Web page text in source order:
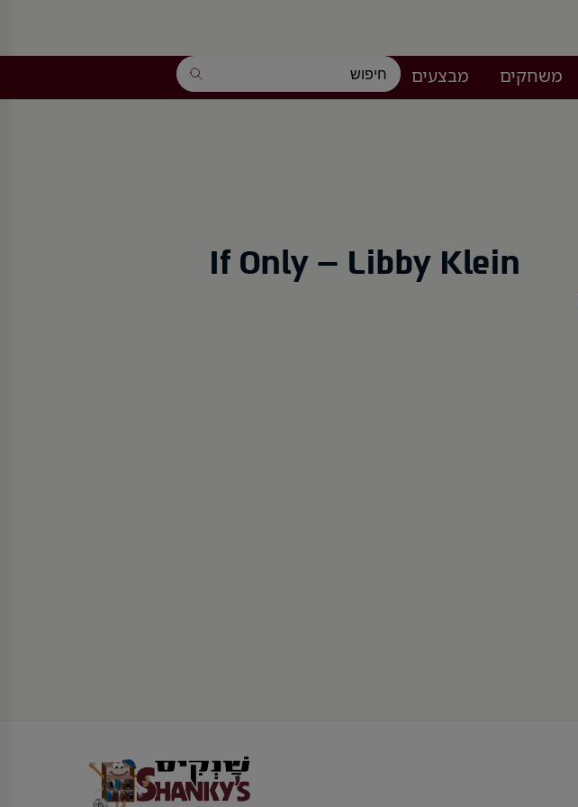
משחקים מבצעים
If Only – Libby Klein